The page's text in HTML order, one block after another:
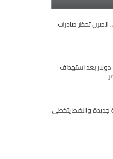
تحظر صادرات
سعر النفط تجاوز 100 دولار بعد استهداف
جديدة والنفط يتخطى